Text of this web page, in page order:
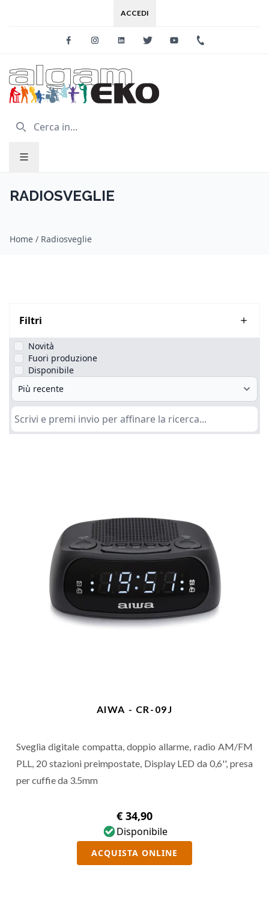
ACCEDI
FacebookInstagramLinkedinTwitter Youtube
RADIOSVEGLIE
Home / Radiosveglie
Filtri
Novità
Fuori produzione
Disponibile
AIWA - CR-09J
Sveglia digitale compatta, doppio allarme, radio AM/FM
PLL, 20 stazioni preimpostate, Display LED da 0,6'', presa
per cuffie da 3.5mm
€ 34,90
Disponibile
ACQUISTA ONLINE